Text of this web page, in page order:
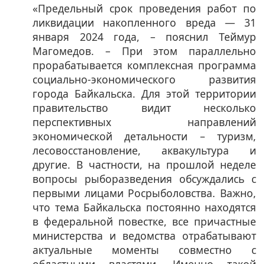
«Предельный срок проведения работ по
ликвидации накопленного вреда — 31
января 2024 года, – пояснил Теймур
Магомедов. – При этом параллельно
прорабатывается комплексная программа
социально-экономического развития
города Байкальска. Для этой территории
правительство видит несколько
перспективных направлений
экономической детальности – туризм,
лесовосстановление, аквакультура и
другие. В частности, на прошлой неделе
вопросы рыборазведения обсуждались с
первыми лицами Росрыболовства. Важно,
что тема Байкальска постоянно находятся
в федеральной повестке, все причастные
министерства и ведомства отрабатывают
актуальные моменты совместно с